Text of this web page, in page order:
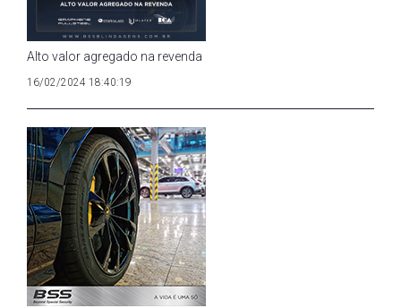
Alto valor agregado na revenda
16/02/2024 18:40:19